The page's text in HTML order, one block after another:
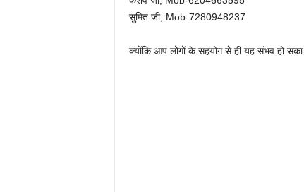
सुमित जी, Mob-7280948237
क्योंकि आप लोगों के सहयोग से ही यह संभव हो